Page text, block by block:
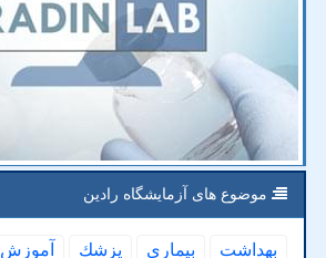
موضوع های آزمایشگاه رادین
بهداشت بیماری پزشك آموزش